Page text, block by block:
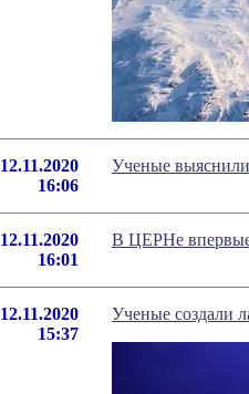
12.11.2020
16:06
Ученые
12.11.2020
16:01
В ЦЕРНе впервые
12.11.2020
15:37
Ученые создали